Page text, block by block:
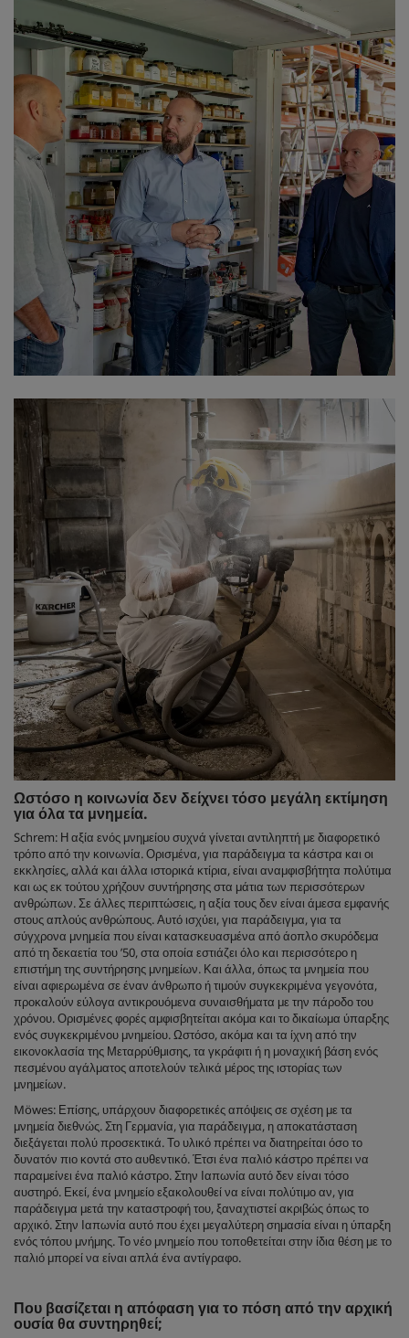
Ωστόσο η κοινωνία δεν δείχνει τόσο μεγάλη εκτίμηση
για όλα τα μνημεία.
Schrem: Η αξία ενός μνημείου συχνά γίνεται αντιληπτή με διαφορετικό
τρόπο από την κοινωνία. Ορισμένα, για παράδειγμα τα κάστρα και οι
εκκλησίες, αλλά και άλλα ιστορικά κτίρια, είναι αναμφισβήτητα πολύτιμα
και ως εκ τούτου χρήζουν συντήρησης στα μάτια των περισσότερων
ανθρώπων. Σε άλλες περιπτώσεις, η αξία τους δεν είναι άμεσα εμφανής
στους απλούς ανθρώπους. Αυτό ισχύει, για παράδειγμα, για τα
σύγχρονα μνημεία που είναι κατασκευασμένα από άοπλο σκυρόδεμα
από τη δεκαετία του ’50, στα οποία εστιάζει όλο και περισσότερο η
επιστήμη της συντήρησης μνημείων. Και άλλα, όπως τα μνημεία που
είναι αφιερωμένα σε έναν άνθρωπο ή τιμούν συγκεκριμένα γεγονότα,
προκαλούν εύλογα αντικρουόμενα συναισθήματα με την πάροδο του
χρόνου. Ορισμένες φορές αμφισβητείται ακόμα και το δικαίωμα ύπαρξης
ενός συγκεκριμένου μνημείου. Ωστόσο, ακόμα και τα ίχνη από την
εικονοκλασία της Μεταρρύθμισης, τα γκράφιτι ή η μοναχική βάση ενός
πεσμένου αγάλματος αποτελούν τελικά μέρος της ιστορίας των
μνημείων.
Möwes: Επίσης, υπάρχουν διαφορετικές απόψεις σε σχέση με τα
μνημεία διεθνώς. Στη Γερμανία, για παράδειγμα, η αποκατάσταση
διεξάγεται πολύ προσεκτικά. Το υλικό πρέπει να διατηρείται όσο το
δυνατόν πιο κοντά στο αυθεντικό. Έτσι ένα παλιό κάστρο πρέπει να
παραμείνει ένα παλιό κάστρο. Στην Ιαπωνία αυτό δεν είναι τόσο
αυστηρό. Εκεί, ένα μνημείο εξακολουθεί να είναι πολύτιμο αν, για
παράδειγμα μετά την καταστροφή του, ξαναχτιστεί ακριβώς όπως το
αρχικό. Στην Ιαπωνία αυτό που έχει μεγαλύτερη σημασία είναι η ύπαρξη
ενός τόπου μνήμης. Το νέο μνημείο που τοποθετείται στην ίδια θέση με το
παλιό μπορεί να είναι απλά ένα αντίγραφο.
Που βασίζεται η απόφαση για το πόση από την αρχική
ουσία θα συντηρηθεί;